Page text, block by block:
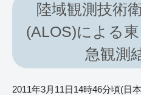
陸域観測技術
(ALOS)による
急観測
2011年3月11日14時46分頃(日